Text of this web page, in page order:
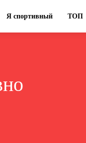
Я спортивный ТОП